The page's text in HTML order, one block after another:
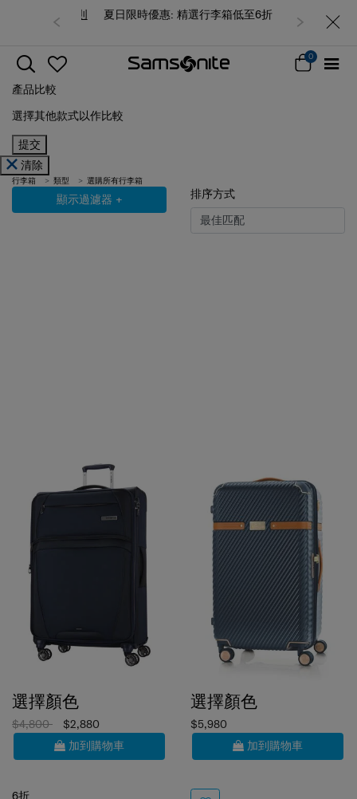
夏日限時優惠: 精選行李箱低至6折
產品比較
清除
行李箱
顯示過濾器 +
$4,800
$2,880
加到購物車
$5,980
加到購物車